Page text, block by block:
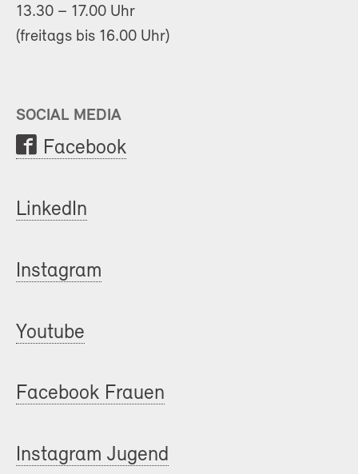
13.30 – 17.00 Uhr
(freitags bis 16.00 Uhr)
SOCIAL MEDIA
Facebook
LinkedIn
Instagram
Youtube
Facebook Frauen
Instagram Jugend